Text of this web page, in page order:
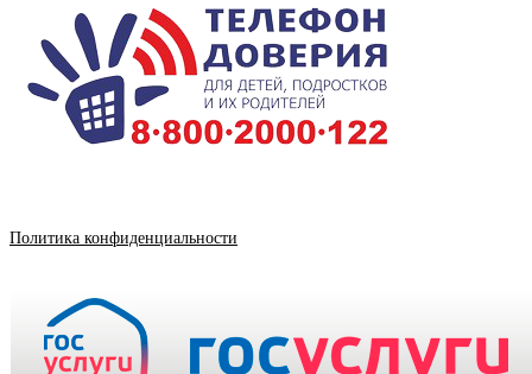
Политика конфиденциальности